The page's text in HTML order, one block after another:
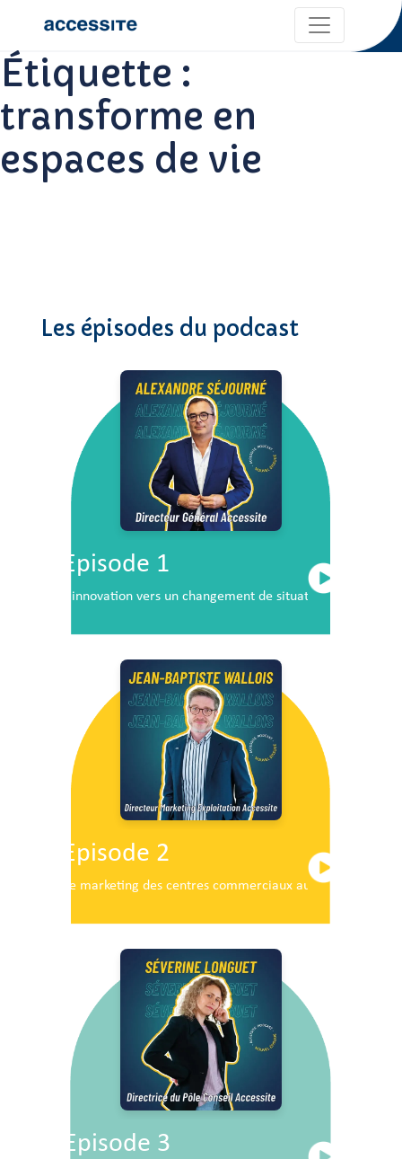
Étiquette :
transforme en
espaces de vie
Les épisodes du podcast
Episode 1
L’innovation vers un changement de situation
Episode 2
Le marketing des centres commerciaux au service du
Episode 3